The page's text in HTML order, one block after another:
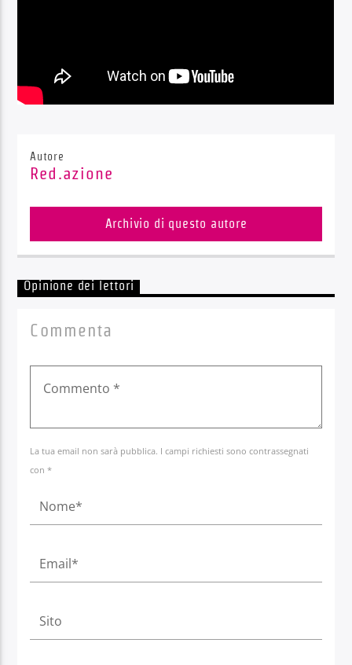
Autore
Red.azione
Archivio di questo autore
Opinione dei lettori
Commenta
La tua email non sarà pubblica. I campi richiesti sono contrassegnati
con *